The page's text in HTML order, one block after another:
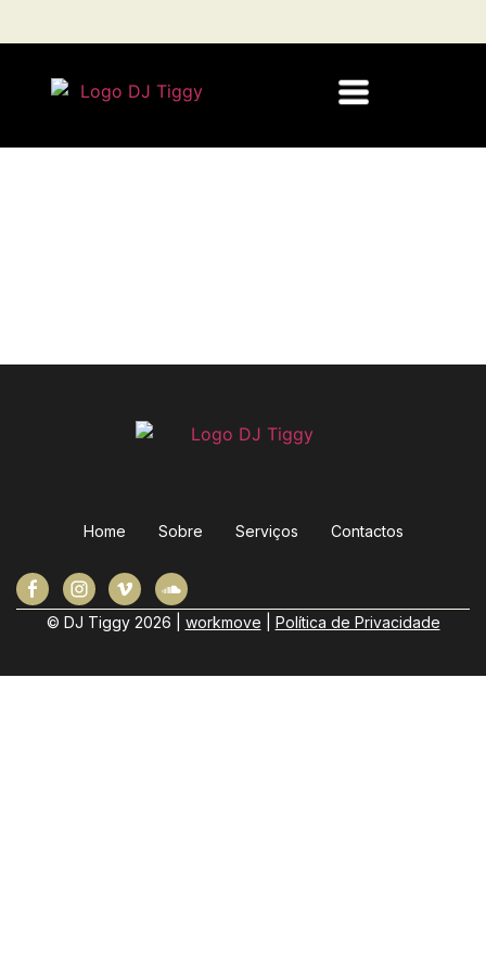
Home Sobre Serviços Contactos
© DJ Tiggy 2026 workmove Política de Privacidade